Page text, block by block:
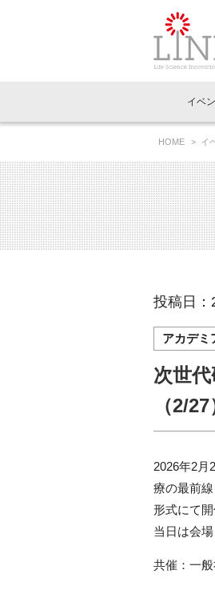
イベントお
イベ
イベント一
LINK-J主催
LINK-J協賛
Out of Box
インタビュ
スペシャル
連載コラム
ニュース一
トピック
メディア情
協賛・協力
理事長挨拶
国内外連携
組織概要
特別会員一
専用メニュ
ラウンジ・
アクセス
HOME イ
投稿日：
アカデミ
次世
（2/27
2026年2月
療の最前
形式にて開
当日は会
共催：一